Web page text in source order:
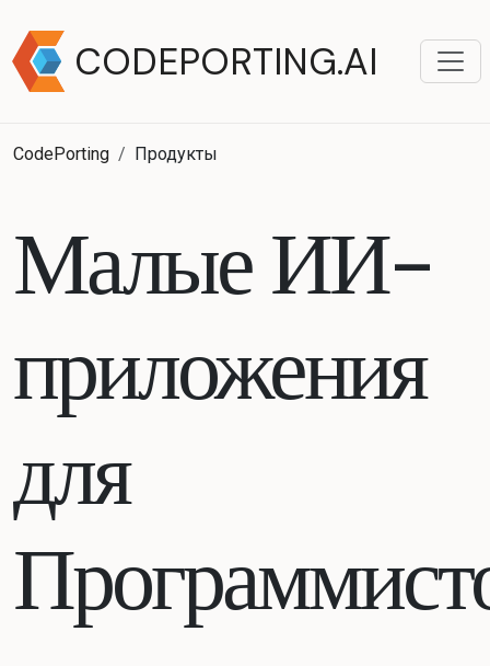
CODEPORTING.AI
CodePorting Продукты
Малые ИИ-
приложения
для